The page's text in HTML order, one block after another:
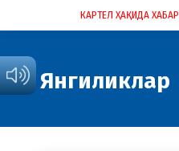
КАРТЕЛ ҲАҚИДА
Янгиликлар